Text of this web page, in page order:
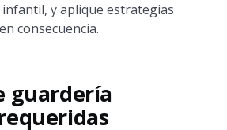
infantil, y aplique estrategias
consecuencia.
guardería